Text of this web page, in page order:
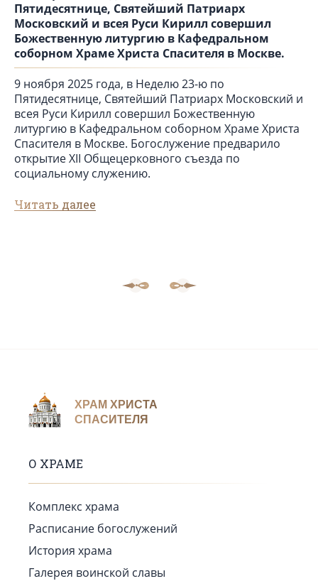
Пятидесятнице, Святейший Патриарх
Московский и всея Руси Кирилл совершил
Божественную литургию в Кафедральном
соборном Храме Христа Спасителя в Москве.
9 ноября 2025 года, в Неделю 23-ю по
Пятидесятнице, Святейший Патриарх Московский и
всея Руси Кирилл совершил Божественную
литургию в Кафедральном соборном Храме Христа
Спасителя в Москве. Богослужение предварило
открытие XII Общецерковного съезда по
социальному служению.
Читать далее
ХРАМ ХРИСТА
СПАСИТЕЛЯ
О ХРАМЕ
Комплекс храма
Расписание богослужений
История храма
Галерея воинской славы